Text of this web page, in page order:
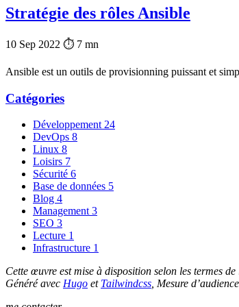
Stratégie des rôles Ansible
10 Sep 2022 ⏱ 7 mn
Ansible est un outils de provisionning puissant et
Catégories
Développement24
DevOps 8
Linux 8
Loisirs 7
Sécurité 6
Base de données 5
Blog 4
Management3
SEO 3
Lecture 1
Infrastructure 1
Cette œuvre est mise à disposition selon les termes de
Généré avec Hugo et Tailwindcss, Mesure